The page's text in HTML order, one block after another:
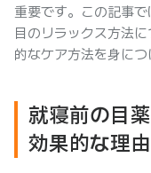
重要です。この記事
目のリラックス方法
的なケア方法を身につ
就寝前の目
効果的な理由